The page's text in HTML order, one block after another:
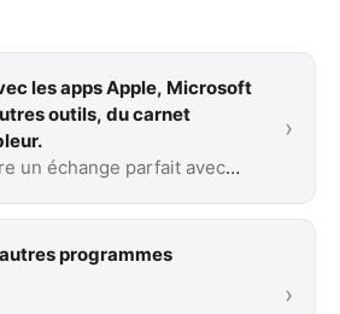
les apps Apple, Microsoft
outils, du carnet
un échange parfait avec
importants et comment
›
programmes
›